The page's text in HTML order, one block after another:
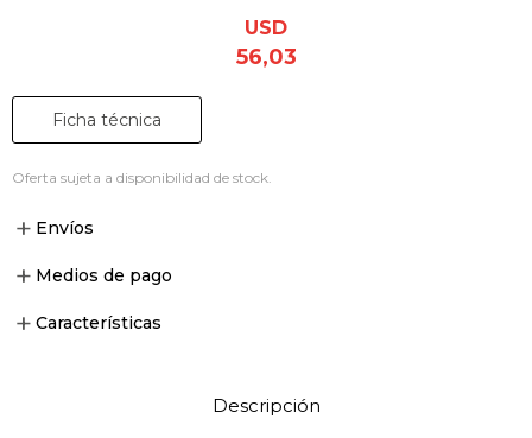
USD
56,03
Ficha técnica
Oferta sujeta a disponibilidad de stock.
Envíos
Medios de pago
Características
Descripción